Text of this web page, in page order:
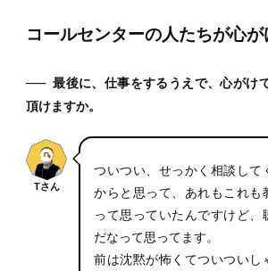
コールセンターの人たちが心が
── 最後に、仕事をするうえで、心がけ
頂けますか。
Tさん
ついつい、せっかく相談して
からと思って、あれもこれも
って思っていたんですけど、
だなって思ってます。
前は沈黙が怖くてついついし